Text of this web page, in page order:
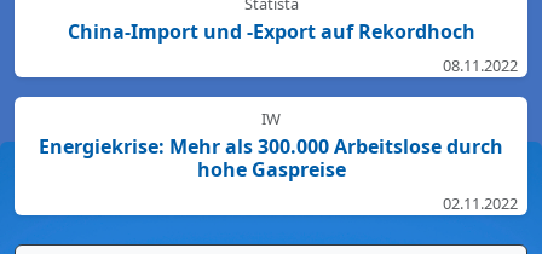
China-Import und -Export auf Rekordhoch
08.11.2022
IW
Energiekrise: Mehr als 300.000 Arbeitslose durch
hohe Gaspreise
02.11.2022